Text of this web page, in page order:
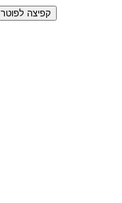
קפיצה לפוטר